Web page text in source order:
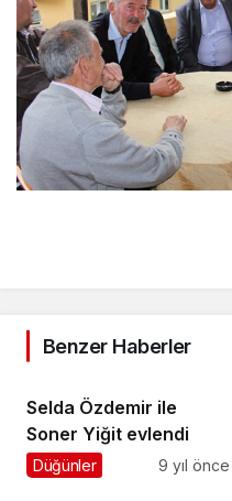
Benzer Haberler
Selda Özdemir ile
Soner Yiğit evlendi
Düğünler 9 yıl önce